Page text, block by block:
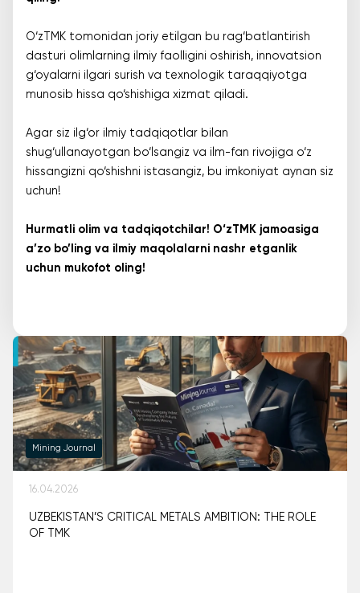
O‘zTMK tomonidan joriy etilgan bu rag‘batlantirish
dasturi olimlarning ilmiy faolligini oshirish, innovatsion
g‘oyalarni ilgari surish va texnologik taraqqiyotga
munosib hissa qo‘shishiga xizmat qiladi.
Agar siz ilg‘or ilmiy tadqiqotlar bilan
shug‘ullanayotgan bo‘lsangiz va ilm-fan rivojiga o‘z
hissangizni qo‘shishni istasangiz, bu imkoniyat aynan siz
uchun!
Hurmatli olim va tadqiqotchilar! O‘zTMK jamoasiga
a’zo bo’ling va ilmiy maqolalarni nashr etganlik
uchun mukofot oling!
Mining Journal
16.04.2026
UZBEKISTAN’S CRITICAL METALS AMBITION: THE ROLE
OF TMK